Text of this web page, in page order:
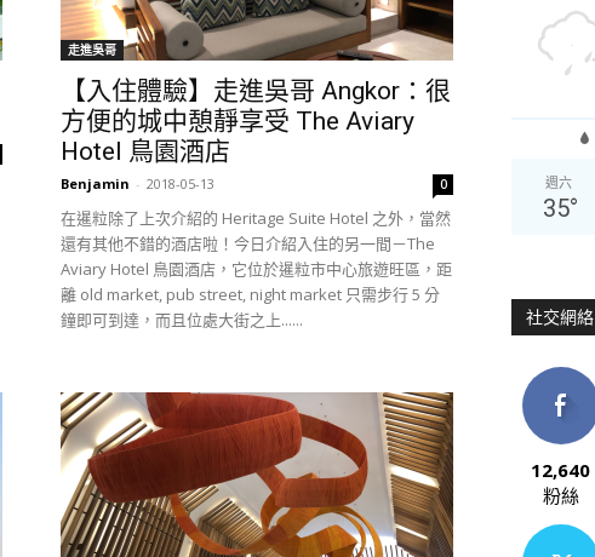
走進吳哥
【入住體驗】走進吳哥 Angkor：很
方便的城中憩靜享受 The Aviary
Hotel 鳥園酒店
Benjamin - 2018-05-13 0
在暹粒除了上次介紹的 Heritage Suite Hotel 之外，當然
還有其他不錯的酒店啦！今日介紹入住的另一間－The
Aviary Hotel 鳥園酒店，它位於暹粒市中心旅遊旺區，距
離 old market, pub street, night market 只需步行 5 分
鐘即可到達，而且位處大街之上......
週六
35°
社交網絡
12,640
粉絲